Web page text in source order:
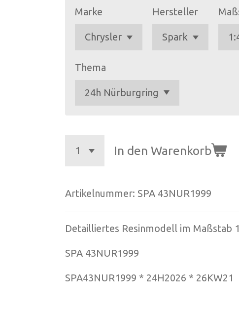
Marke Hersteller
Thema
In den Warenkorb
Artikelnummer: SPA 43NUR1999
Detailliertes Resinmodell im Maßstab
SPA 43NUR1999
SPA43NUR1999 * 24H2026 * 26KW21